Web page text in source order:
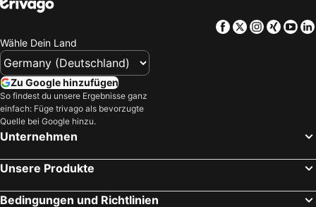
Facebook
TwitterXing
Wähle Dein Land
Zu Google hinzufügen
So findest du unsere Ergebnisse ganz
einfach: Füge trivago als bevorzugte
Quelle bei Google hinzu.
Unternehmen
Unsere Produkte
Bedingungen und Richtlinien